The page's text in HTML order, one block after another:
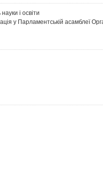
і освіти
у Парламентській асамблеї